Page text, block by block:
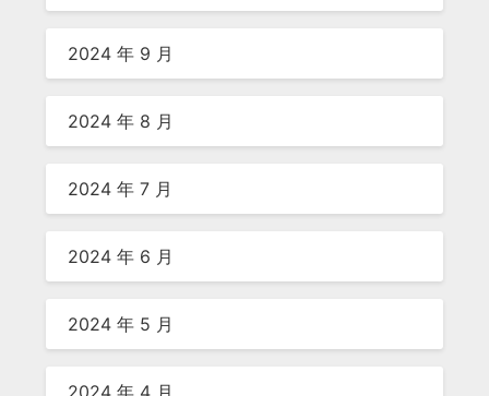
2024 年 9 月
2024 年 8 月
2024 年 7 月
2024 年 6 月
2024 年 5 月
2024 年 4 月